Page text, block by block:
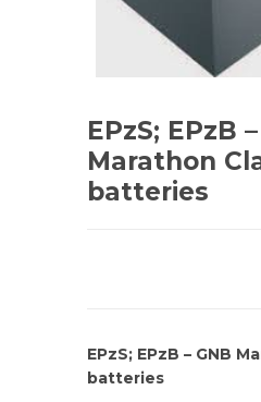
EPzS; EPzB
Marathon
batteries
EPzS; EPzB – GNB
batteries